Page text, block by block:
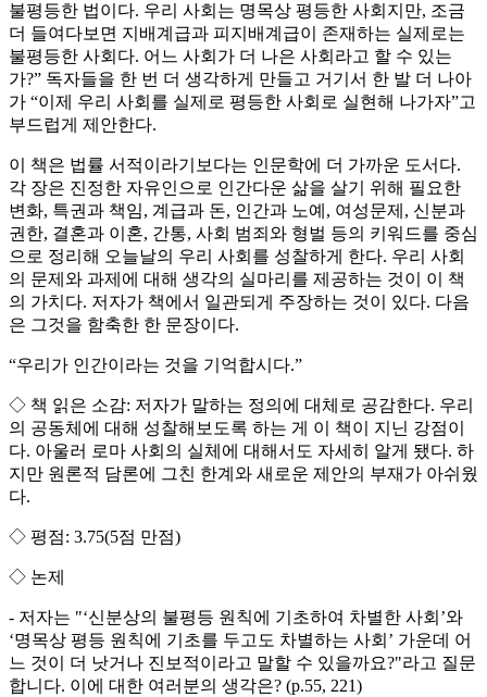
불평등한 법이다. 우리 사회는 명목상 평등한 사회지만, 조금
더 들여다보면 지배계급과 피지배계급이 존재하는 실제로는
불평등한 사회다. 어느 사회가 더 나은 사회라고 할 수 있는
가?” 독자들을 한 번 더 생각하게 만들고 거기서 한 발 더 나아
가 “이제 우리 사회를 실제로 평등한 사회로 실현해 나가자”고
부드럽게 제안한다.
이 책은 법률 서적이라기보다는 인문학에 더 가까운 도서다.
각 장은 진정한 자유인으로 인간다운 삶을 살기 위해 필요한
변화, 특권과 책임, 계급과 돈, 인간과 노예, 여성문제, 신분과
권한, 결혼과 이혼, 간통, 사회 범죄와 형벌 등의 키워드를 중심
으로 정리해 오늘날의 우리 사회를 성찰하게 한다. 우리 사회
의 문제와 과제에 대해 생각의 실마리를 제공하는 것이 이 책
의 가치다. 저자가 책에서 일관되게 주장하는 것이 있다. 다음
은 그것을 함축한 한 문장이다.
“우리가 인간이라는 것을 기억합시다.”
◇ 책 읽은 소감: 저자가 말하는 정의에 대체로 공감한다. 우리
의 공동체에 대해 성찰해보도록 하는 게 이 책이 지닌 강점이
다. 아울러 로마 사회의 실체에 대해서도 자세히 알게 됐다. 하
지만 원론적 담론에 그친 한계와 새로운 제안의 부재가 아쉬웠
다.
◇ 평점: 3.75(5점 만점)
◇ 논제
- 저자는 "‘신분상의 불평등 원칙에 기초하여 차별한 사회’와
‘명목상 평등 원칙에 기초를 두고도 차별하는 사회’ 가운데 어
느 것이 더 낫거나 진보적이라고 말할 수 있을까요?"라고 질문
합니다. 이에 대한 여러분의 생각은? (p.55, 221)